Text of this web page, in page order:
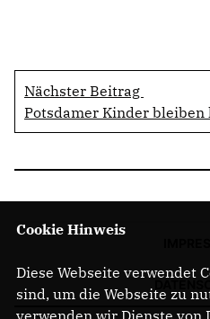
Nächster Beitrag
Potsdamer Kinder bleiben
Cookie Hinweis
Diese Webseite verwendet
sind, um die Webseite zu
verwenden wir Dienste